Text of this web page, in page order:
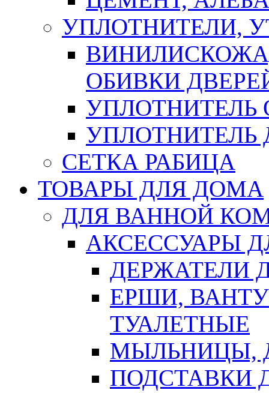
УПЛОТНИТЕЛИ,
ОБИВКИ
УПЛОТНИТЕЛЬ
СЕТКА РАБИЦА
ТОВАРЫ ДЛЯ ДОМА
ДЛЯ ВАННОЙ
АКСЕССУАРЫ
ДЕРЖАТЕЛИ
ЕРШИ,
ТУАЛЕТНЫЕ
МЫЛЬНИЦЫ,
ПОДСТАВКИ